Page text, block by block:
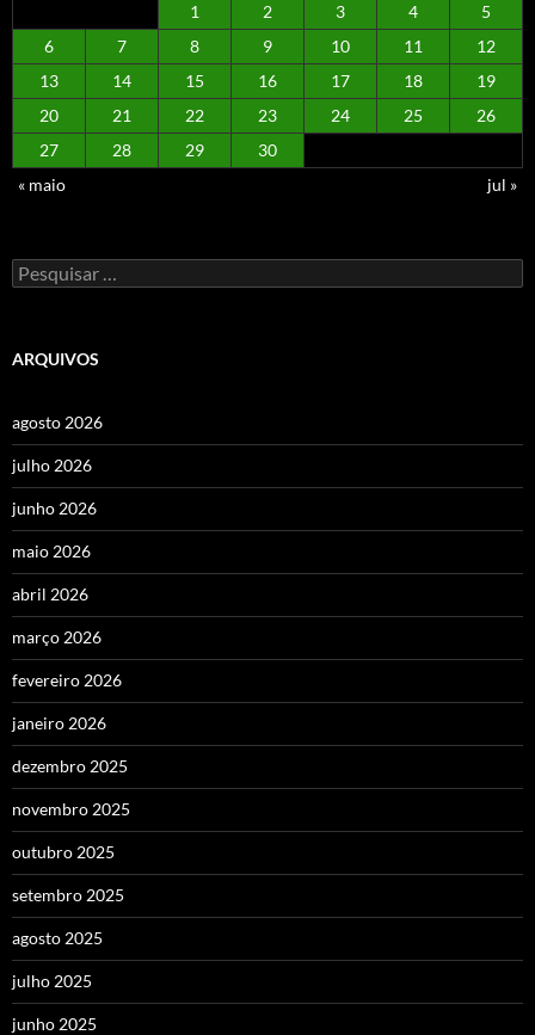
1
2 3 4
5
6
7 8 9 10 11
12
13
14 15 16 17 18
19
20
21 22 23 24 25
26
27
28 29
30
« maio
jul »
Pesquisar
por:
ARQUIVOS
agosto 2026
julho 2026
junho 2026
maio 2026
abril 2026
março 2026
fevereiro 2026
janeiro 2026
dezembro 2025
novembro 2025
outubro 2025
setembro 2025
agosto 2025
julho 2025
junho 2025